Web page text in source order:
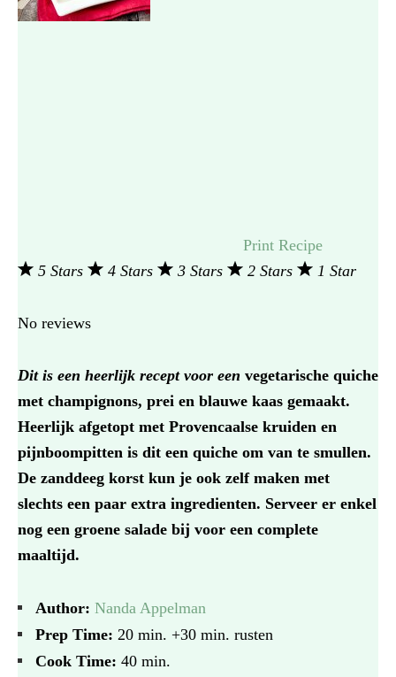
Print Recipe
5 Stars
4 Stars 3 Stars 2 Stars 1 Star
No reviews
Dit is een heerlijk recept voor een vegetarische quiche
met champignons, prei en blauwe kaas gemaakt.
Heerlijk afgetopt met Provencaalse kruiden en
pijnboompitten is dit een quiche om van te smullen.
De zanddeeg korst kun je ook zelf maken met
slechts een paar extra ingredienten. Serveer er enkel
nog een groene salade bij voor een complete
maaltijd.
Author: Nanda Appelman
Prep Time: 20 min. +30 min. rusten
Cook Time: 40 min.